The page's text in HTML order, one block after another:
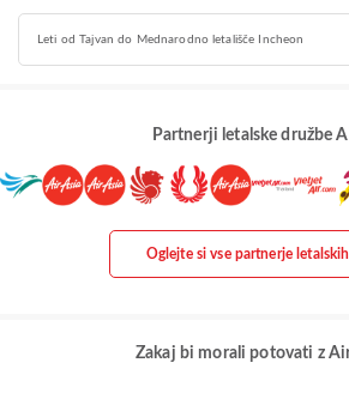
Leti od Tajvan do Mednarodno letališče Incheon
Partnerji letalske družbe
Oglejte si vse partnerje
Zakaj bi morali potovati z